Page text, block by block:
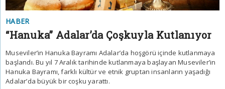
HABER
“Hanuka” Adalar’da Çoşkuyla Kutlanıyor
Museviler’in Hanuka Bayramı Adalar’da hoşgörü içinde kutlanmaya
başlandı. Bu yıl 7 Aralık tarihinde kutlanmaya başlayan Museviler’in
Hanuka Bayramı, farklı kültür ve etnik gruptan insanların yaşadığı
Adalar’da büyük bir coşku yarattı.